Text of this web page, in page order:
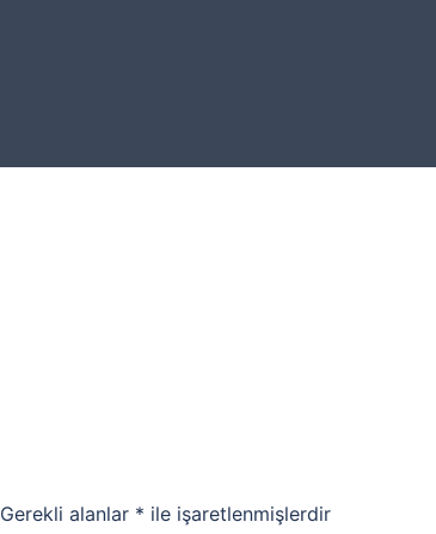
Gerekli alanlar * ile işaretlenmişlerdir